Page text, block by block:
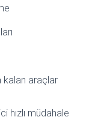
kalan araçlar
hızlı müdahale